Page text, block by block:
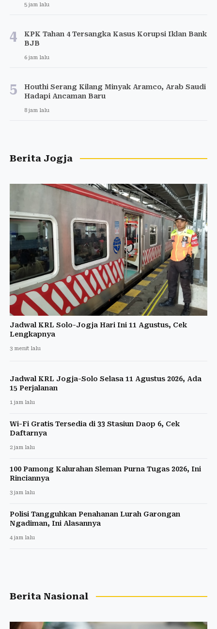
5 jam lalu
4
KPK Tahan 4 Tersangka Kasus Korupsi Iklan Bank
BJB
6 jam lalu
5
Houthi Serang Kilang Minyak Aramco, Arab Saudi
Hadapi Ancaman Baru
8 jam lalu
Berita Jogja
Jadwal KRL Solo-Jogja Hari Ini 11 Agustus, Cek
Lengkapnya
3 menit lalu
Jadwal KRL Jogja-Solo Selasa 11 Agustus 2026, Ada
15 Perjalanan
1 jam lalu
Wi-Fi Gratis Tersedia di 33 Stasiun Daop 6, Cek
Daftarnya
2 jam lalu
100 Pamong Kalurahan Sleman Purna Tugas 2026, Ini
Rinciannya
3 jam lalu
Polisi Tangguhkan Penahanan Lurah Garongan
Ngadiman, Ini Alasannya
4 jam lalu
Berita Nasional